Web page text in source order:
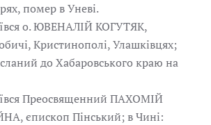
помер в Уневі.
о. ЮВЕНАЛІЙ КОГУТЯК,
Кристинополі, Улашківцях;
до Хабаровського краю на
Преосвященний ПАХОМІЙ
єпископ Пінський; в Чині: